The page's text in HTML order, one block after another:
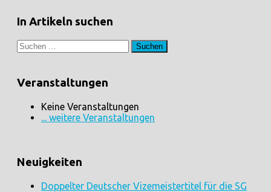
In Artikeln suchen
Suchen
nach:
Veranstaltungen
Keine Veranstaltungen
... weitere Veranstaltungen
Neuigkeiten
Doppelter Deutscher Vizemeistertitel für die SG